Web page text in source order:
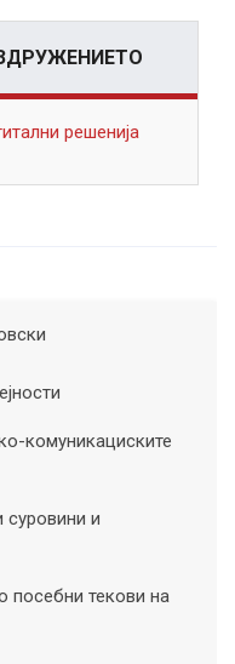
решенија
комуникациските
суровини и
посебни текови на